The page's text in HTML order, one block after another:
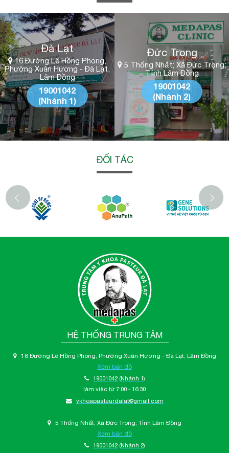
Đà Lạt
16 Đường Lê Hồng Phong,
Phường Xuân Hương - Đà Lạt,
Lâm Đồng
19001042
(Nhánh 1)
Đức Trọng
5 Thống Nhất; Xã Đức Trọng;
Tỉnh Lâm Đồng
19001042
(Nhánh 2)
ĐỐI TÁC
‹
HỆ THỐNG TRUNG TÂM
16 Đường Lê Hồng Phong, Phường Xuân Hương - Đà Lạt, Lâm Đồng
Xem bản đồ
19001042 (Nhánh 1)
làm việc từ 7:00 - 16:30
ykhoapasteurdalat@gmail.com
5 Thống Nhất; Xã Đức Trọng; Tỉnh Lâm Đồng
Xem bản đồ
19001042 (Nhánh 2)